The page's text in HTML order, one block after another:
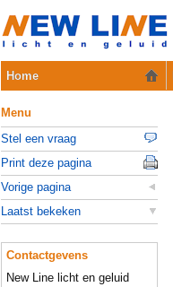
Home
Menu
Stel een vraag
Print deze pagina
Vorige pagina
Laatst bekeken
Contactgevens
New Line licht en geluid